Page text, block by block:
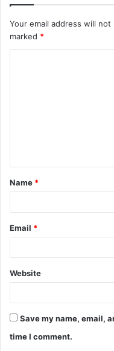
Your email address will not
marked *
Name *
Email *
Website
Save my name, email,
time I comment.